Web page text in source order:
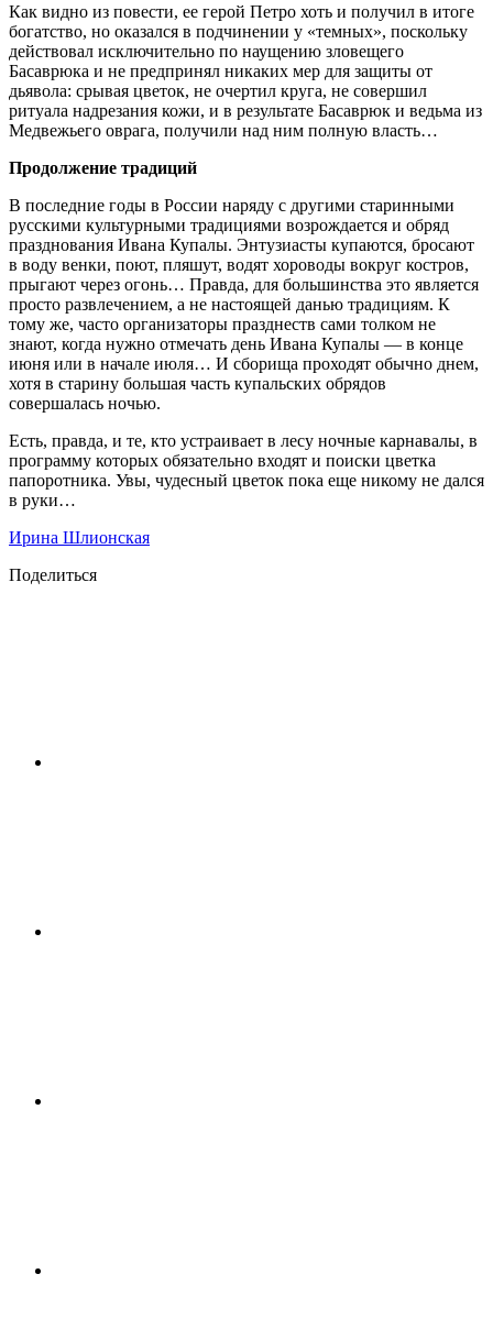
Как видно из повести, ее герой Петро хоть и получил в итоге
богатство, но оказался в подчинении у «темных», поскольку
действовал исключительно по наущению зловещего
Басаврюка и не предпринял никаких мер для защиты от
дьявола: срывая цветок, не очертил круга, не совершил
ритуала надрезания кожи, и в результате Басаврюк и ведьма из
Медвежьего оврага, получили над ним полную власть…
Продолжение традиций
В последние годы в России наряду с другими старинными
русскими культурными традициями возрождается и обряд
празднования Ивана Купалы. Энтузиасты купаются, бросают
в воду венки, поют, пляшут, водят хороводы вокруг костров,
прыгают через огонь… Правда, для большинства это является
просто развлечением, а не настоящей данью традициям. К
тому же, часто организаторы празднеств сами толком не
знают, когда нужно отмечать день Ивана Купалы — в конце
июня или в начале июля… И сборища проходят обычно днем,
хотя в старину большая часть купальских обрядов
совершалась ночью.
Есть, правда, и те, кто устраивает в лесу ночные карнавалы, в
программу которых обязательно входят и поиски цветка
папоротника. Увы, чудесный цветок пока еще никому не дался
в руки…
Ирина Шлионская
Поделиться